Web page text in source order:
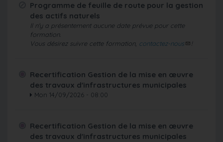
Programme de feuille de route pour la gestion
des actifs naturels
Il n'y a présentement aucune date prévue pour cette
formation.
Vous désirez suivre cette formation, contactez-nous !
Recertification Gestion de la mise en œuvre
des travaux d'infrastructures municipales
Mon 14/09/2026 - 08:00
Recertification Gestion de la mise en œuvre
des travaux d'infrastructures municipales